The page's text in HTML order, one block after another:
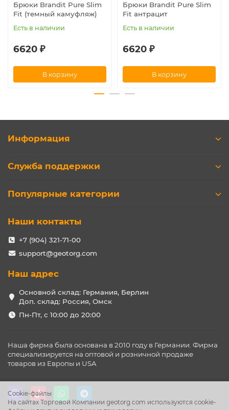
Брюки Brandit Pure Slim
Fit (темный камуфляж)
Есть в наличии
6620 ₽
В корзину
Брюки Brandit Pure Slim
Fit антрацит
Есть в наличии
6620 ₽
В корзину
Cookie-файлы
На сайтах Торговой Компании geotorg.com используются cookie-
Информация
Служба поддержки
Популярные категории
Наши контакты
+7 (904) 321-71-00
support@geotorg.com
Наш адрес
Основной склад: Германия, Берлин
Доп. склад: Россия, Омск
Пн-Пт, с 10:00 до 20:00
Наша фирма была основана в 2010 году в Германии. Фирма
специализируется на оптовой и розничной продаже
товаров из Европы и USA